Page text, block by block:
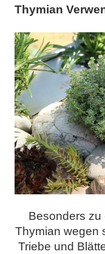
Thymian
Besonders zu
Thymian wegen
Triebe und